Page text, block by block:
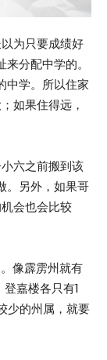
为只要成绩好
分配中学的。
中学。所以住家
如果住得远，
六之前搬到该
。另外，如果哥
会也会比较
像霹雳州就有
嘉楼各只有1
少的州属，就要